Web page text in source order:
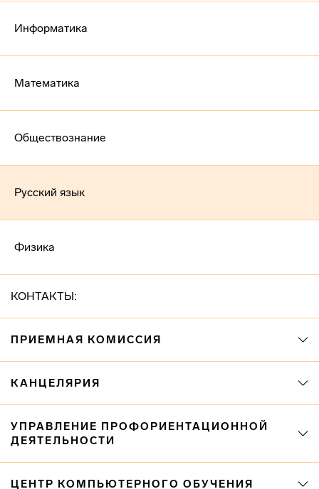
Информатика
Математика
Обществознание
Русский язык
Физика
КОНТАКТЫ:
ПРИЕМНАЯ КОМИССИЯ
КАНЦЕЛЯРИЯ
УПРАВЛЕНИЕ ПРОФОРИЕНТАЦИОННОЙ
ДЕЯТЕЛЬНОСТИ
ЦЕНТР КОМПЬЮТЕРНОГО ОБУЧЕНИЯ